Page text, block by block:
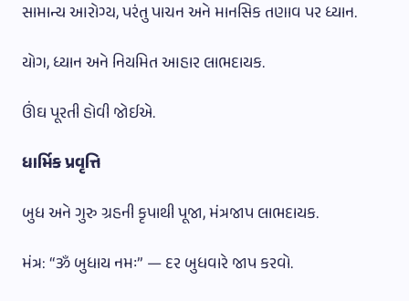
સામાન્ય આરોગ્ય, પરંતુ પાચન અને માનસિક તણાવ પર ધ્યાન.
યોગ, ધ્યાન અને નિયમિત આહાર લાભદાયક.
ઊંઘ પૂરતી હોવી જોઈએ.
ધાર્મિક પ્રવૃત્તિ
બુધ અને ગુરુ ગ્રહની કૃપાથી પૂજા, મંત્રજાપ લાભદાયક.
મંત્ર: “ૐ બુધાય નમઃ” — દર બુધવારે જાપ કરવો.